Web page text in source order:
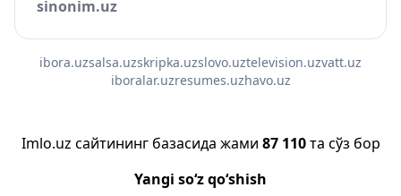
sinonim.uz
ibora.uzsalsa.uzskripka.uzslovo.uztelevision.uzvatt.uz
iboralar.uzresumes.uzhavo.uz
Imlo.uz сайтининг базасида жами 87 110та сўз бор
Yangi so‘z qo‘shish